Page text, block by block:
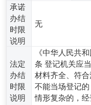
承诺
办结
时限
说明
无
法定
办结
时限
说明
《中华人民共
条 登记机关应
材料齐全、符
不能当场登记
情形复杂的，